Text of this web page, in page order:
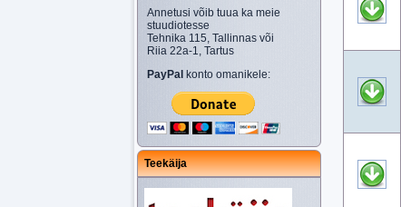
Annetusi võib tuua ka meie
stuudiotesse
Tehnika 115, Tallinnas või
Riia 22a-1, Tartus
PayPal konto omanikele:
Teekäija